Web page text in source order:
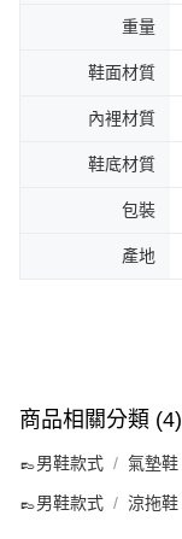
重量
鞋面材質
內裡材質
鞋底材質
包裝
產地
商品相關分類 (4)
👞男鞋款式 氣墊鞋
👞男鞋款式 涼拖鞋